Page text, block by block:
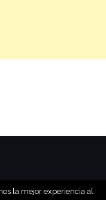
la mejor experiencia al